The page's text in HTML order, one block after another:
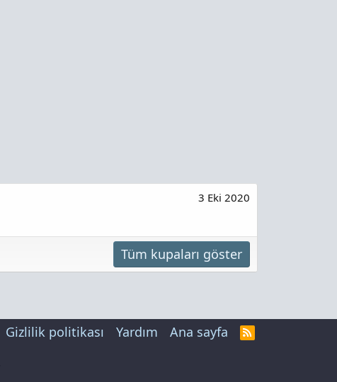
3 Eki 2020
Tüm kupaları göster
Gizlilik politikası Yardım Ana sayfa